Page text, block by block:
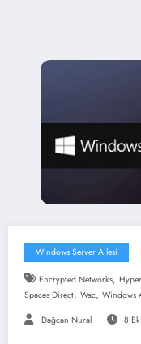
Windows Server Ailesi
Encrypted Networks,
Spaces Direct, Wac, Windows
Dağcan Nural 8